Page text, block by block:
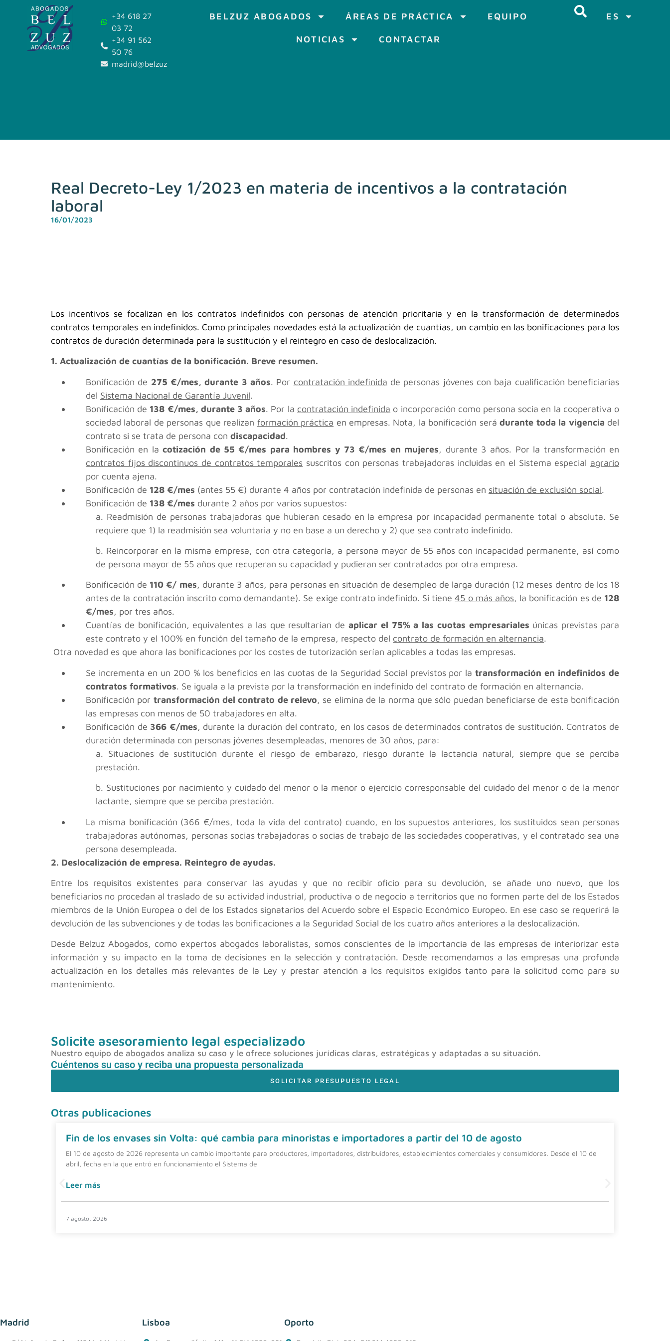
+34 618 27
03 72
+34 91 562
50 76
madrid@belzuz.com
BELZUZ ABOGADOS ÁREAS DE PRÁCTICA EQUIPO
NOTICIAS CONTACTAR
ES
Real Decreto-Ley 1/2023 en materia de incentivos a la contratación
laboral
16/01/2023
Los incentivos se focalizan en los contratos indefinidos con personas de atención prioritaria y en la transformación de determinados
contratos temporales en indefinidos. Como principales novedades está la actualización de cuantías, un cambio en las bonificaciones para los
contratos de duración determinada para la sustitución y el reintegro en caso de deslocalización.
1. Actualización de cuantías de la bonificación. Breve resumen.
Bonificación de 275 €/mes, durante 3 años. Por contratación indefinida de personas jóvenes con baja cualificación beneficiarias
del Sistema Nacional de Garantía Juvenil.
Bonificación de 138 €/mes, durante 3 años. Por la contratación indefinida o incorporación como persona socia en la cooperativa o
sociedad laboral de personas que realizan formación práctica en empresas. Nota, la bonificación serádurante toda la vigencia del
contrato si se trata de persona con discapacidad.
Bonificación en lacotización de 55 €/mes para hombres y 73 €/mes en mujeres, durante 3 años. Por la transformación en
contratos fijos discontinuos de contratos temporales suscritos con personas trabajadoras incluidas en el Sistema especial agrario
por cuenta ajena.
Bonificación de 128 €/mes (antes 55 €) durante 4 años por contratación indefinida de personas en situación de exclusión social.
Bonificación de 138 €/mes durante 2 años por varios supuestos:
a. Readmisión de personas trabajadoras que hubieran cesado en la empresa por incapacidad permanente total o absoluta. Se
requiere que 1) la readmisión sea voluntaria y no en base a un derecho y 2) que sea contrato indefinido.
b. Reincorporar en la misma empresa, con otra categoría, a persona mayor de 55 años con incapacidad permanente, así como
de persona mayor de 55 años que recuperan su capacidad y pudieran ser contratados por otra empresa.
Bonificación de 110 €/ mes, durante 3 años, para personas en situación de desempleo de larga duración (12 meses dentro de los 18
antes de la contratación inscrito como demandante). Se exige contrato indefinido. Si tiene45 o más años, la bonificación es de 128
€/mes, por tres años.
Cuantías de bonificación, equivalentes a las que resultarían de aplicar el 75% a las cuotas empresariales únicas previstas para
este contrato y el 100% en función del tamaño de la empresa, respecto del contrato de formación en alternancia.
Otra novedad es que ahora las bonificaciones por los costes de tutorización serían aplicables a todas las empresas.
Se incrementa en un 200 % los beneficios en las cuotas de la Seguridad Social previstos por latransformación en indefinidos de
contratos formativos. Se iguala a la prevista por la transformación en indefinido del contrato de formación en alternancia.
Bonificación por transformación del contrato de relevo, se elimina de la norma que sólo puedan beneficiarse de esta bonificación
las empresas con menos de 50 trabajadores en alta.
Bonificación de 366 €/mes, durante la duración del contrato, en los casos de determinados contratos de sustitución. Contratos de
duración determinada con personas jóvenes desempleadas, menores de 30 años, para:
a. Situaciones de sustitución durante el riesgo de embarazo, riesgo durante la lactancia natural, siempre que se perciba
prestación.
b. Sustituciones por nacimiento y cuidado del menor o la menor o ejercicio corresponsable del cuidado del menor o de la menor
lactante, siempre que se perciba prestación.
La misma bonificación (366 €/mes, toda la vida del contrato) cuando, en los supuestos anteriores, los sustituidos sean personas
trabajadoras autónomas, personas socias trabajadoras o socias de trabajo de las sociedades cooperativas, y el contratado sea una
persona desempleada.
2. Deslocalización de empresa. Reintegro de ayudas.
Entre los requisitos existentes para conservar las ayudas y que no recibir oficio para su devolución, se añade uno nuevo, que los
beneficiarios no procedan al traslado de su actividad industrial, productiva o de negocio a territorios que no formen parte del de los Estados
miembros de la Unión Europea o del de los Estados signatarios del Acuerdo sobre el Espacio Económico Europeo. En ese caso se requerirá la
devolución de las subvenciones y de todas las bonificaciones a la Seguridad Social de los cuatro años anteriores a la deslocalización.
Desde Belzuz Abogados, como expertos abogados laboralistas, somos conscientes de la importancia de las empresas de interiorizar esta
información y su impacto en la toma de decisiones en la selección y contratación. Desde recomendamos a las empresas una profunda
actualización en los detalles más relevantes de la Ley y prestar atención a los requisitos exigidos tanto para la solicitud como para su
mantenimiento.
Solicite asesoramiento legal especializado
Nuestro equipo de abogados analiza su caso y le ofrece soluciones jurídicas claras, estratégicas y adaptadas a su situación.
Cuéntenos su caso y reciba una propuesta personalizada
SOLICITAR PRESUPUESTO LEGAL
Otras publicaciones
Fin de los envases sin Volta: qué cambia para minoristas e importadores a partir del 10 de agosto
El 10 de agosto de 2026 representa un cambio importante para productores, importadores, distribuidores, establecimientos comerciales y consumidores. Desde el 10 de
abril, fecha en la que entró en funcionamiento el Sistema de
Leer más
7 agosto, 2026
Madrid Lisboa Oporto